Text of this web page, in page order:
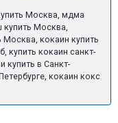
Москва, мдма
купить Москва,
кокаин купить
купить кокаин санкт-
купить в Санкт-
кокаин кокс